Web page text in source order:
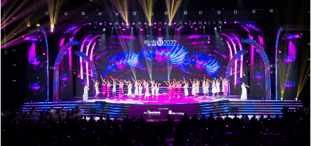
Hotline
0906 645 777
Liên hệ quảng cáo
0908 780 404
Đặt báo Quảng cáo RSS Tòa soạn Chính sách bảo
Tổng biên tập: Nguyễn Ngọc Toàn
Phó tổng biên tập thường trực: Hải Thành
Phó tổng biên tập: Lâm Hiếu Dũng
Phó tổng biên tập: Trần Việt Hưng
Tổng thư ký tòa soạn: Đức Trung